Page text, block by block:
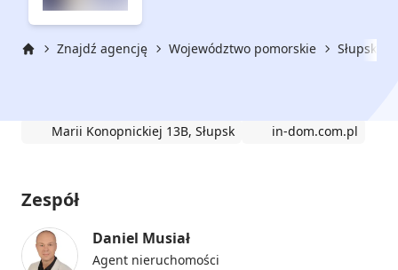
Znajdź agencję Województwo pomorskie Słupsk
Marii Konopnickiej 13B, Słupsk in-dom.com.pl
Zespół
Daniel Musiał
Agent nieruchomości